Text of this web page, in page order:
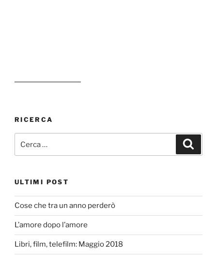
RICERCA
ULTIMI POST
Cose che tra un anno perderò
L’amore dopo l’amore
Libri, film, telefilm: Maggio 2018